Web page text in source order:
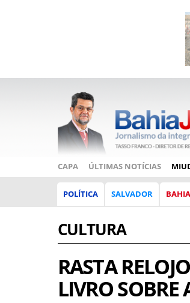
CAPA ÚLTIMAS NOTÍCIAS
POLÍTICA SALVADOR BAHIA
CULTURA
RASTA
LIVRO SOBRE